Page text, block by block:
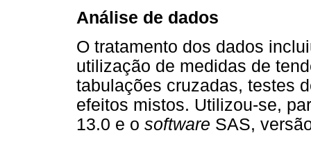
Análise de dados
O tratamento dos dados
utilização de medidas de
tabulações cruzadas, testes
efeitos mistos. Utilizou-se,
13.0 e o software SAS,